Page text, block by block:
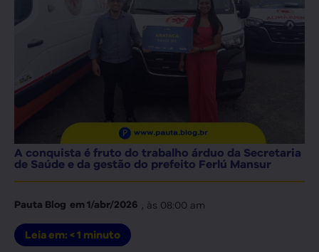
A conquista é fruto do trabalho árduo da Secretaria
de Saúde e da gestão do prefeito Ferlú Mansur
Pauta Blog em1/abr/2026 , às 08:00 am
Leia em: < 1 minuto